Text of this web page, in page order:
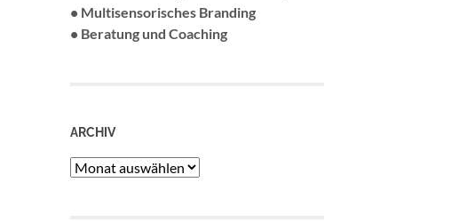
• Multisensorisches Branding
• Beratung und Coaching
ARCHIV
Archiv